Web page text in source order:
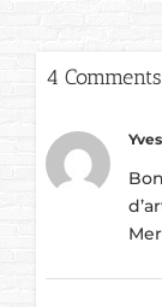
4 Comments
Yves